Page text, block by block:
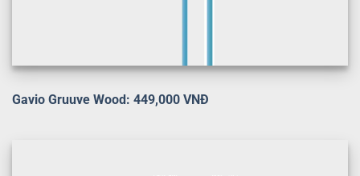
Gavio Gruuve Wood: 449,000 VNĐ